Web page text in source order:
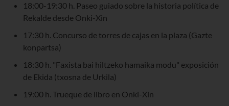
18:00-19:30 h. Paseo guiado sobre la historia política de
Rekalde desde Onki-Xin
17:30 h. Concurso de torres de cajas en la plaza (Gazte
konpartsa)
18:30 h. "Faxista bai hiltzeko hamaika modu" exposición
de Ekida (txosna de Urkila)
19:00 h. Trueque de libro en Onki-Xin